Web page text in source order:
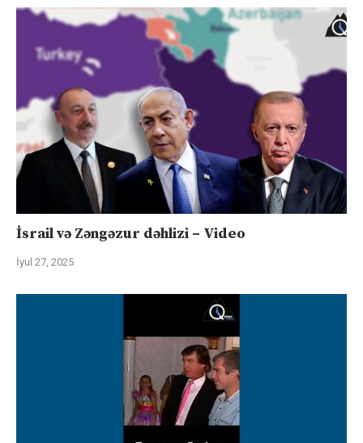
İsrail və Zəngəzur dəhlizi – Video
İyul 27, 2025